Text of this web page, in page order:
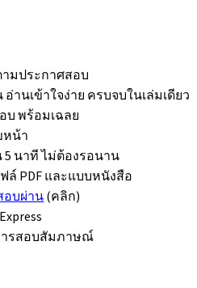
มประกาศสอบ
านเข้าใจง่าย ครบจบในเล่มเดียว
พร้อมเฉลย
หน้า
5 นาที ไม่ต้องรอนาน
ล์ PDF และแบบหนังสือ
อบผ่าน (คลิก)
ารสอบสัมภาษณ์